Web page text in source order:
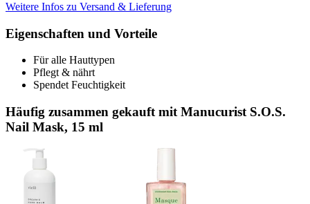
Weitere Infos zu Versand & Lieferung
Eigenschaften und Vorteile
Für alle Hauttypen
Pflegt & nährt
Spendet Feuchtigkeit
Häufig zusammen gekauft mit Manucurist S.O.S.
Nail Mask, 15 ml